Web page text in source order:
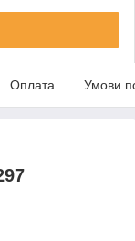
Оплата Умови